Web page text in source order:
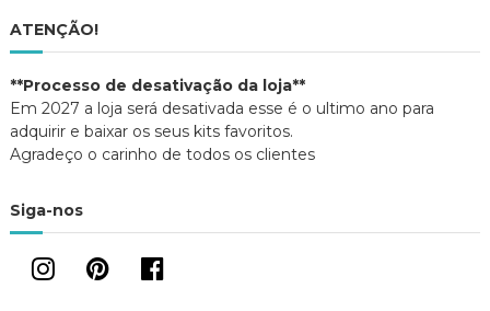
ATENÇÃO!
**Processo de desativação da loja**
Em 2027 a loja será desativada esse é o ultimo ano para
adquirir e baixar os seus kits favoritos.
Agradeço o carinho de todos os clientes
Siga-nos